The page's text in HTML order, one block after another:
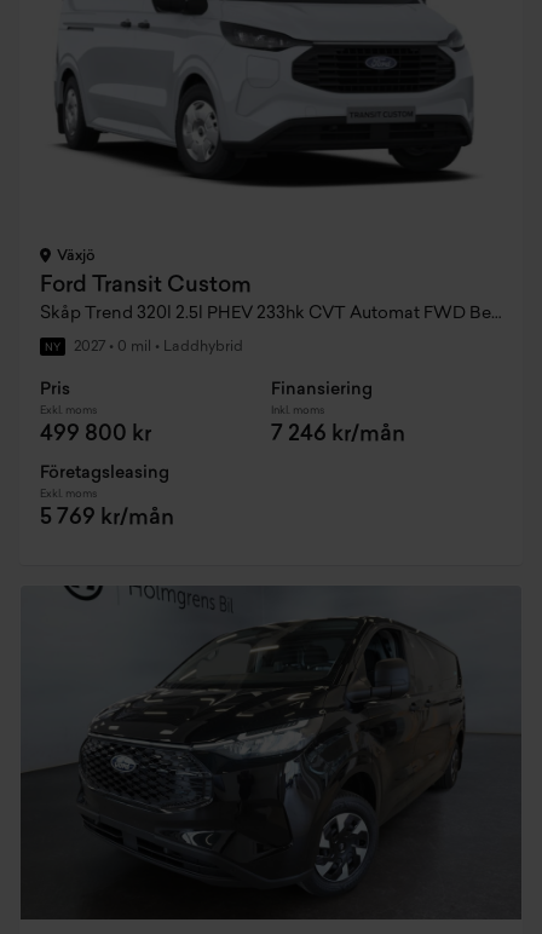
Växjö
Ford Transit Custom
Skåp Trend 320l 2.5l PHEV 233hk CVT Automat FWD Bensin
NY 2027 • 0 mil • Laddhybrid
Pris
Exkl. moms
499 800 kr
Finansiering
Inkl. moms
7 246 kr/mån
Företagsleasing
Exkl. moms
5 769 kr/mån